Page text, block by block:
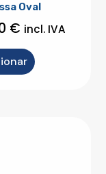
Oval
€ incl. IVA